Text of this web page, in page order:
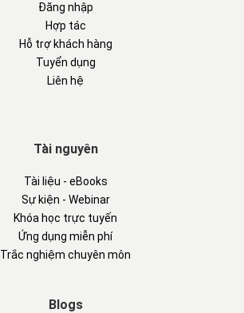
Đăng nhập
Hợp tác
Hỗ trợ khách hàng
Tuyển dụng
Liên hệ
Tài nguyên
Tài liệu - eBooks
Sự kiện - Webinar
Khóa học trực tuyến
Ứng dụng miễn phí
Trắc nghiệm chuyên môn
Blogs